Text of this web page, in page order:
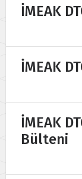
İMEAK
İMEAK
İMEAK
Bülteni